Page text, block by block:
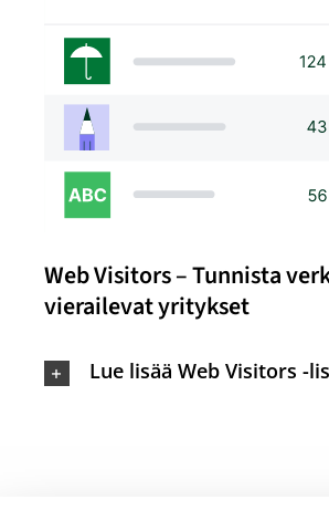
Web Visitors – Tunnista
vierailevat yritykset
Lue lisää Web Visitors -